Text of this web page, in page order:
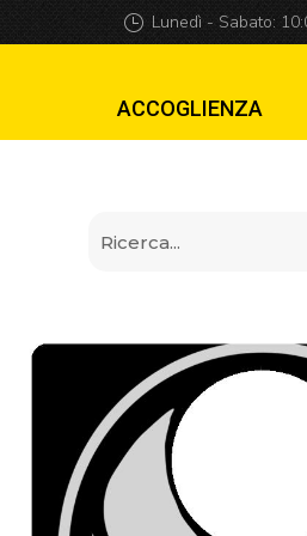
Piastra di
Lunedì - Sabato:
ACCOGLIENZA